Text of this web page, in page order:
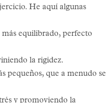
He aquí algunas
equilibrado, perfecto
la rigidez.
pequeños, que a menudo se
y promoviendo la